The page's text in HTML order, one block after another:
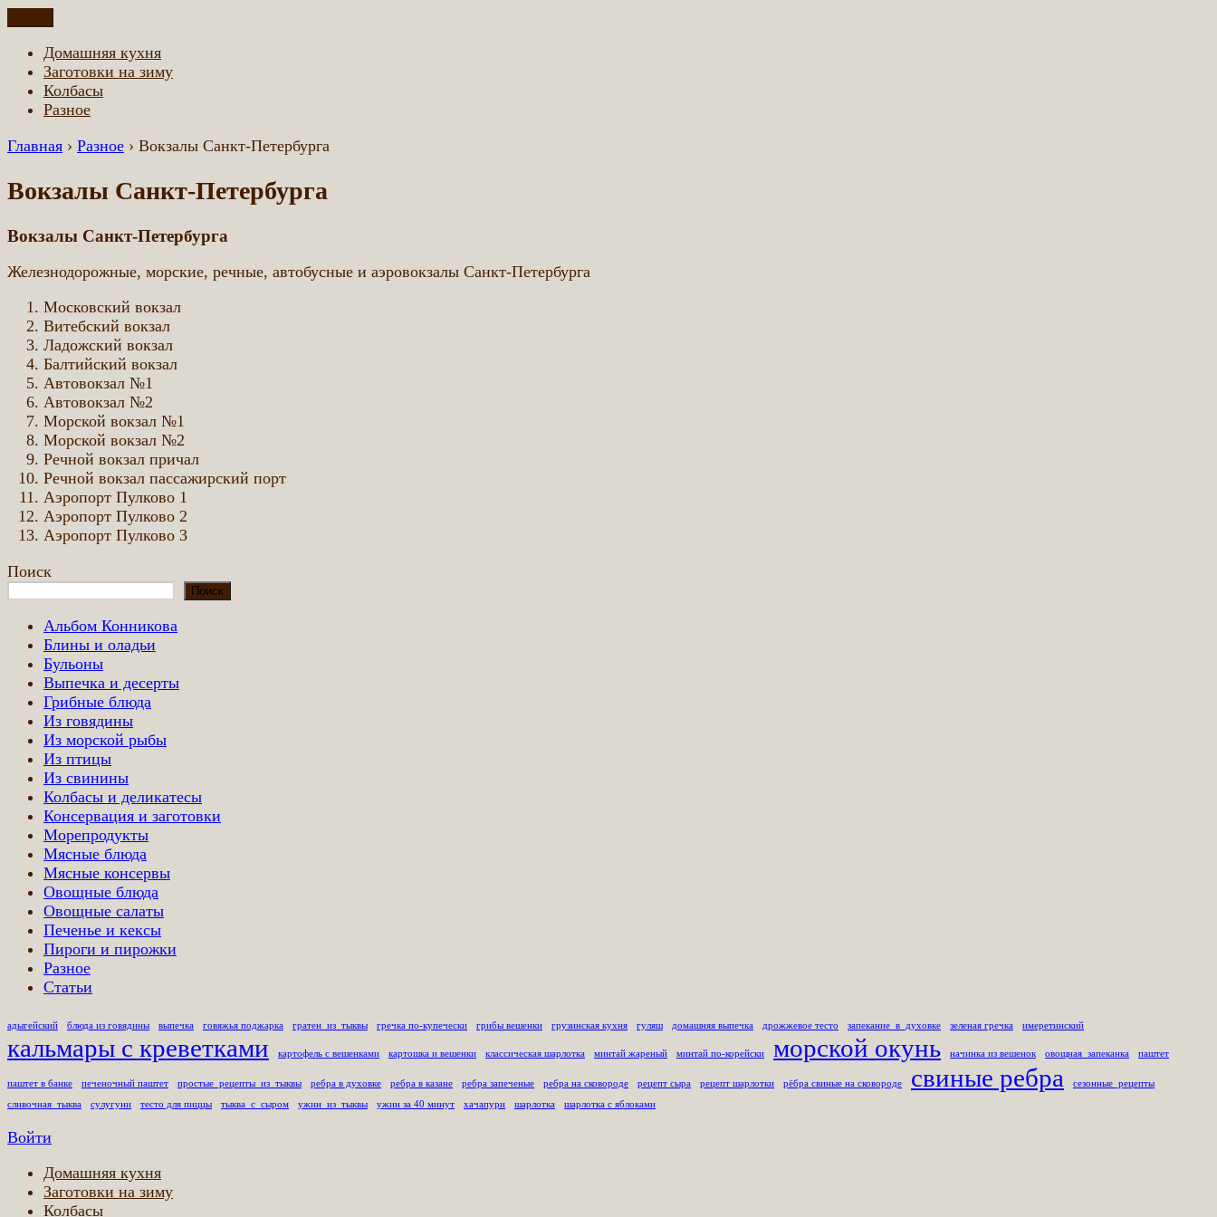
содержимому
Домашняя еда всем
Еда приготовленная по домашним рецептам
Домашняя кухня
Заготовки на зиму
Колбасы
Разное
Главная › Разное › Вокзалы Санкт-Петербурга
Вокзалы Санкт-Петербурга
Вокзалы Санкт-Петербурга
Железнодорожные, морские, речные, автобусные и аэровокзалы Санкт-Петербурга
Московский вокзал
Витебский вокзал
Ладожский вокзал
Балтийский вокзал
Автовокзал №1
Автовокзал №2
Морской вокзал №1
Морской вокзал №2
Речной вокзал причал
Речной вокзал пассажирский порт
Аэропорт Пулково 1
Аэропорт Пулково 2
Аэропорт Пулково 3
Поиск
Поиск
Альбом Конникова
Блины и оладьи
Бульоны
Выпечка и десерты
Грибные блюда
Из говядины
Из морской рыбы
Из птицы
Из свинины
Колбасы и деликатесы
Консервация и заготовки
Морепродукты
Мясные блюда
Мясные консервы
Овощные блюда
Овощные салаты
Печенье и кексы
Пироги и пирожки
Разное
Статьи
адыгейский блюда из говядины выпечка говяжья поджарка гратен_из_тыквы гречка по-купечески грибы вешенки грузинская кухня гуляш домашняя выпечка дрожжевое тесто запекание_в_духовке зеленая гречка имеретинский
кальмары с креветками картофель с вешенками картошка и вешенки классическая шарлотка минтай жареный минтай по-корейски морской окунь начинка из вешенок овощная_запеканка паштет
паштет в банке печеночный паштет простые_рецепты_из_тыквы ребра в духовке ребра в казане ребра запеченые ребра на сковороде рецепт сыра рецепт шарлотки рёбра свиные на сковороде свиные ребра сезонные_рецепты
сливочная_тыква сулугуни тесто для пиццы тыква_с_сыром ужин_из_тыквы ужин за 40 минут хачапури шарлотка шарлотка с яблоками
Войти
Домашняя кухня
Заготовки на зиму
Колбасы